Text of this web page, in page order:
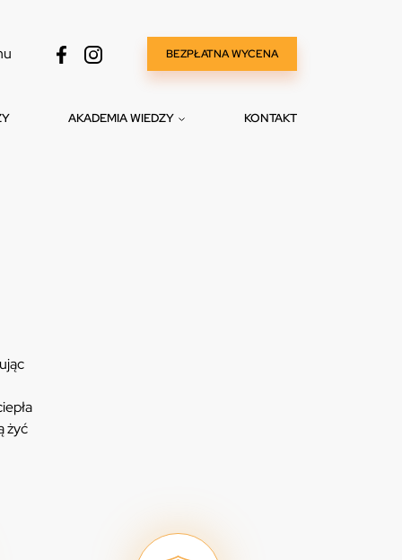
BEZPŁATNA WYCENA
AKADEMIA WIEDZY KONTAKT
żyć